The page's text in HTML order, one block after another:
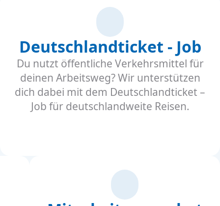
Deutschlandticket - Job
Du nutzt öffentliche Verkehrsmittel für
deinen Arbeitsweg? Wir unterstützen
dich dabei mit dem Deutschlandticket –
Job für deutschlandweite Reisen.